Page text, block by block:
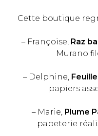
Cette boutique
– Françoise, Raz
Murano
– Delphine,
papiers
– Marie, Plume
papeterie